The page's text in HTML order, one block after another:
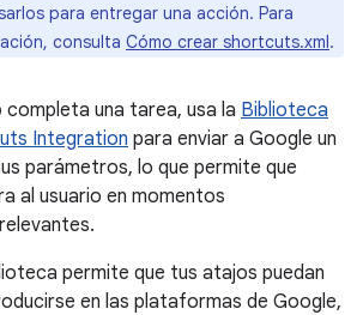
para entregar una acción. Para
consulta Cómo crear shortcuts.xml.
completa una tarea, usa la Biblioteca
Integration para enviar a Google un
parámetros, lo que permite que
al usuario en momentos
permite que tus atajos puedan
en las plataformas de Google,